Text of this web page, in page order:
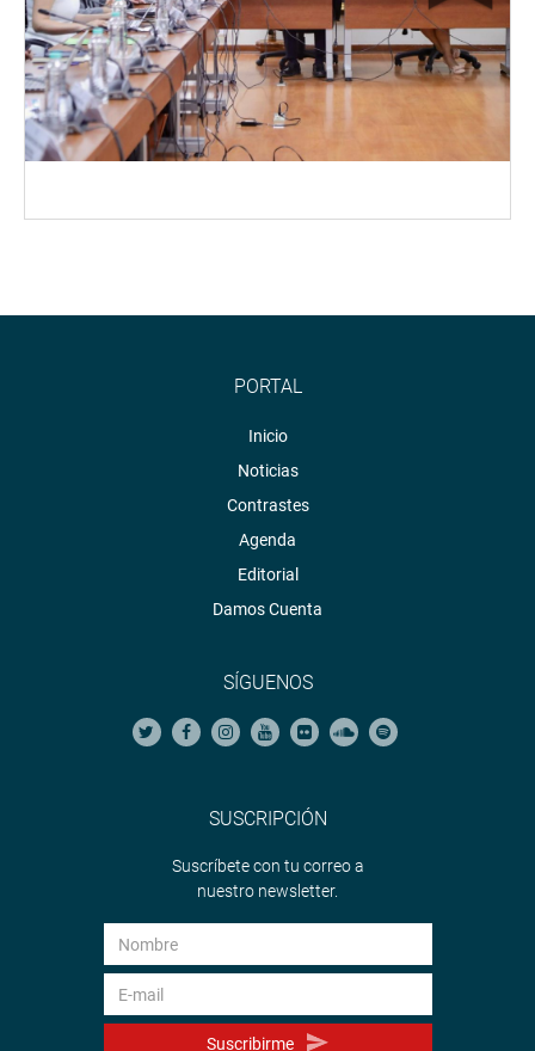
PORTAL
Inicio
Noticias
Contrastes
Agenda
Editorial
Damos Cuenta
SÍGUENOS
SUSCRIPCIÓN
Suscríbete con tu correo a
nuestro newsletter.
Suscribirme